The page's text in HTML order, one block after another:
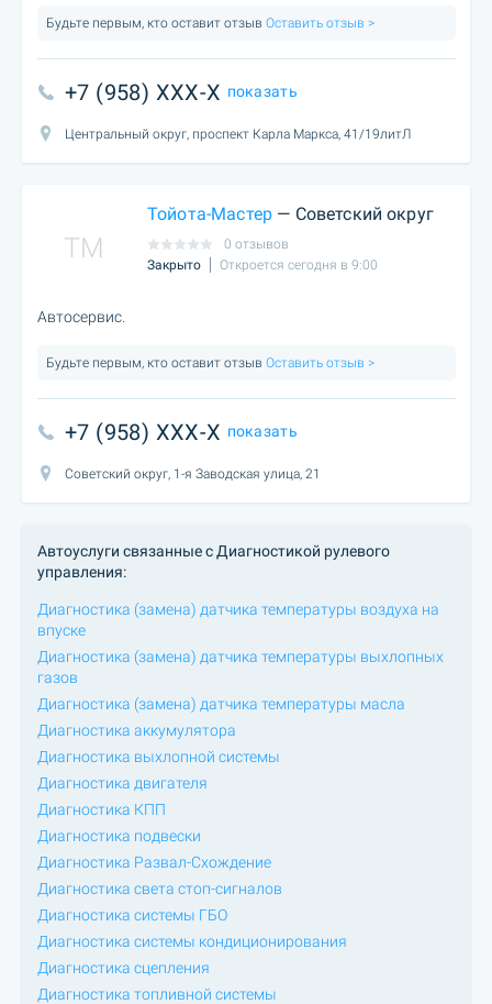
Будьте первым, кто оставит отзыв Оставить отзыв >
+7 (958) XXX-X показать
Центральный округ, проспект Карла Маркса, 41/19литЛ
TM
Тойота-Мастер — Советский округ
0 отзывов
Закрыто
Откроется сегодня в 9:00
Автосервис.
Будьте первым, кто оставит отзыв Оставить отзыв >
+7 (958) XXX-X показать
Советский округ, 1-я Заводская улица, 21
Автоуслуги связанные с Диагностикой рулевого
управления:
Диагностика (замена) датчика температуры воздуха на
впуске
Диагностика (замена) датчика температуры выхлопных
газов
Диагностика (замена) датчика температуры масла
Диагностика аккумулятора
Диагностика выхлопной системы
Диагностика двигателя
Диагностика КПП
Диагностика подвески
Диагностика Развал-Схождение
Диагностика света стоп-сигналов
Диагностика системы ГБО
Диагностика системы кондиционирования
Диагностика сцепления
Диагностика топливной системы